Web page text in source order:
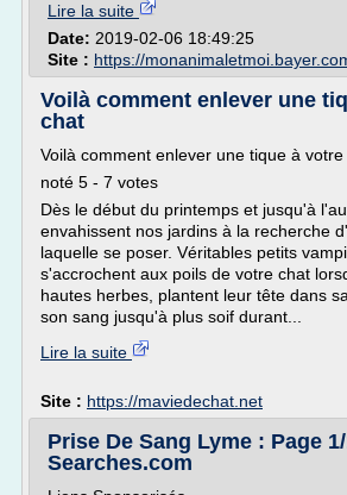
Lire la suite
Date: 2019-02-06 18:49:25
Site : https://
Voilà comment enlever une
chat
Voilà comment enlever une tique à
noté 5 - 7 votes
Dès le début du printemps et jusqu'à
envahissent nos jardins à la recherche
laquelle se poser. Véritables petits
s'accrochent aux poils de votre chat
hautes herbes, plantent leur tête dans
son sang jusqu'à plus soif durant...
Lire la suite
Site : https://maviedechat.net
Prise De Sang Lyme : Page
Searches.com